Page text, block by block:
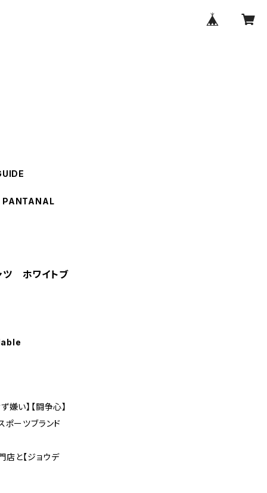
PANTANAL
ツ ホワイトブ
い】【闘争心】
ーツブランド
と【ジョウデ